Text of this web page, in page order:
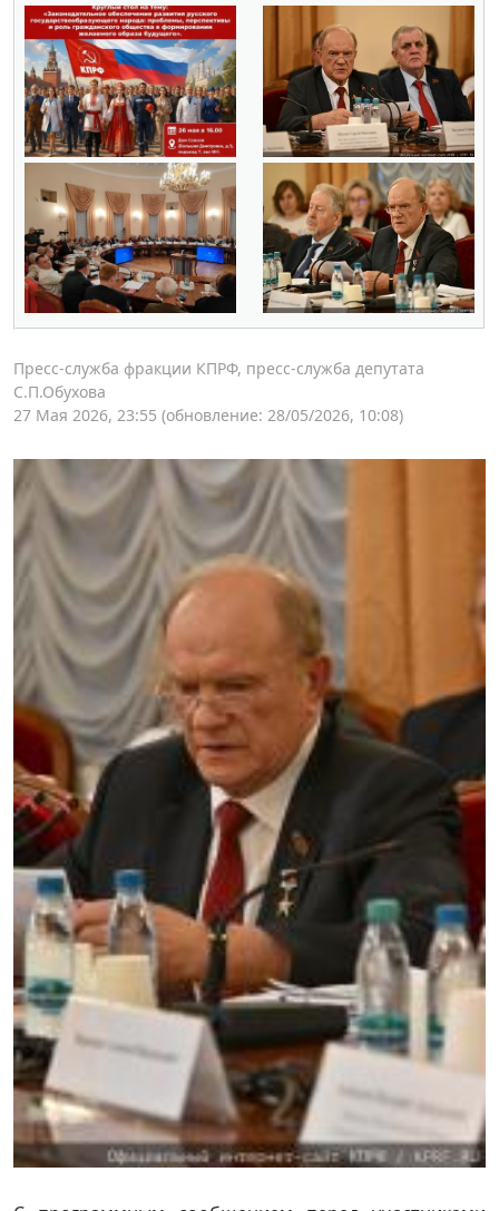
Пресс-служба фракции КПРФ, пресс-служба депутата
С.П.Обухова
27 Мая 2026, 23:55 (обновление: 28/05/2026, 10:08)